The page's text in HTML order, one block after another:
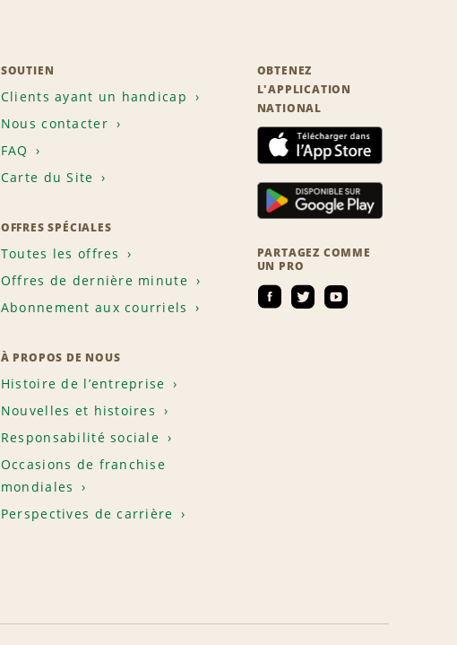
SOUTIEN
Clients ayant un handicap
Nous contacter
FAQ
Carte du Site
OFFRES SPÉCIALES
Toutes les offres
Offres de dernière minute
Abonnement aux courriels
À PROPOS DE NOUS
Histoire de l’entreprise
Nouvelles et histoires
Responsabilité sociale
Occasions de franchise
mondiales
Perspectives de carrière
OBTENEZ
L'APPLICATION
NATIONAL
PARTAGEZ COMME
UN PRO